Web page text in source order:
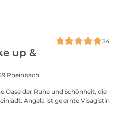
up &
34
Rheinbach
Oase der Ruhe und Schönheit, die
Angela ist gelernte Visagistin